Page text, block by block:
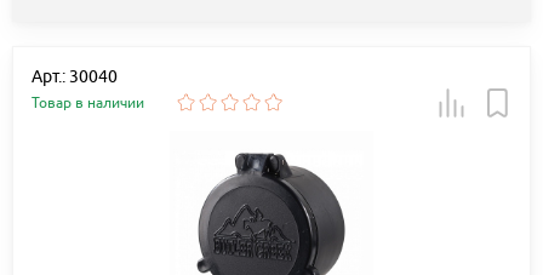
Арт.: 30040
Товар в наличии